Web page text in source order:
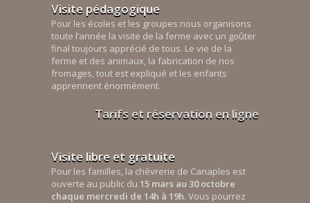
Visite pédagogique
Pour les écoles et les groupes nous organisons
toute l’année la visite de la ferme avec un goûter
final toujours apprécié de tous. Le vie de la
ferme et des animaux, la fabrication de nos
fromages, tout est expliqué et les enfants
apprennent énormément.
Tarifs et réservation en ligne
Visite libre et gratuite
Pour les familles, la chèvrerie de Canaples est
ouverte au public du 15 mars au 30 octobre
chaque mercredi de 14h à 19h. Vous pourrez